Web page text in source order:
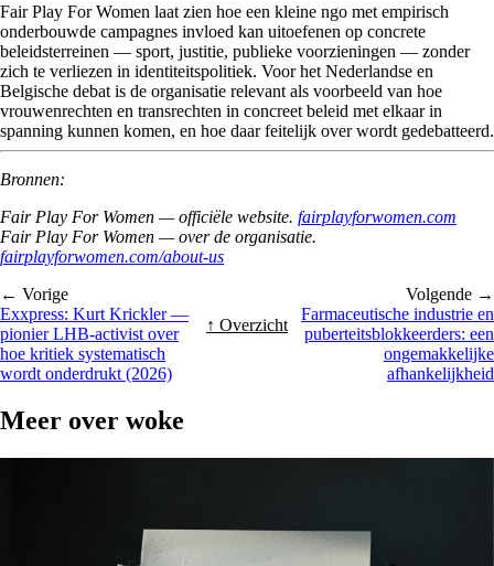
Fair Play For Women laat zien hoe een kleine ngo met empirisch
onderbouwde campagnes invloed kan uitoefenen op concrete
beleidsterreinen — sport, justitie, publieke voorzieningen — zonder
zich te verliezen in identiteitspolitiek. Voor het Nederlandse en
Belgische debat is de organisatie relevant als voorbeeld van hoe
vrouwenrechten en transrechten in concreet beleid met elkaar in
spanning kunnen komen, en hoe daar feitelijk over wordt gedebatteerd.
Bronnen:
Fair Play For Women — officiële website. fairplayforwomen.com
Fair Play For Women — over de organisatie.
fairplayforwomen.com/about-us
← Vorige
Exxpress: Kurt Krickler —
pionier LHB-activist over
hoe kritiek systematisch
wordt onderdrukt (2026)
↑ Overzicht
Volgende →
Farmaceutische industrie en
puberteitsblokkeerders: een
ongemakkelijke
afhankelijkheid
Meer over woke